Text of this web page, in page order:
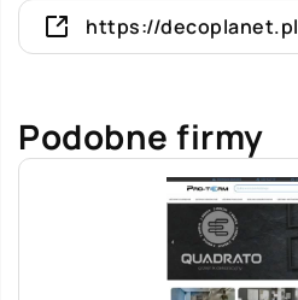
https://decoplanet.pl
Podobne firmy